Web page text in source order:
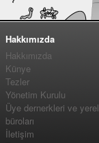
Hakkımızda
Hakkımızda
Künye
Tezler
Yönetim Kurulu
Üye dernerkleri ve yerel
büroları
İletişim